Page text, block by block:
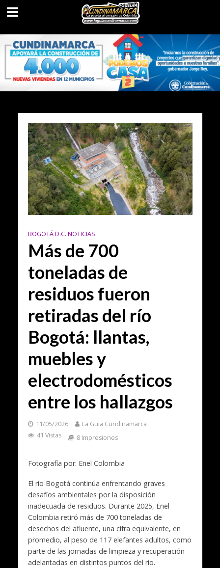
BOGOTÁ D.C. NOTICIAS
Más de 700
toneladas de
residuos fueron
retiradas del río
Bogotá: llantas,
muebles y
electrodomésticos
entre los hallazgos
11/05/2026
La Guia Cundinamarca
41 Vistas
8 Impresiones
Fotografía por: Enel Colombia
El río Bogotá continúa enfrentando graves
desafíos ambientales por la disposición
inadecuada de residuos. Durante 2025, Enel
Colombia retiró más de 700 toneladas de
desechos del afluente, una cifra equivalente, en
promedio, al peso de 117 elefantes adultos, como
parte de las jornadas de limpieza y recuperación
adelantadas en distintos puntos del río.